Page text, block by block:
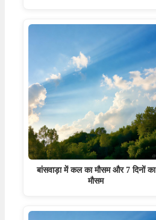
बांसवाड़ा में कल का मौसम और 7 दिनों का
मौसम